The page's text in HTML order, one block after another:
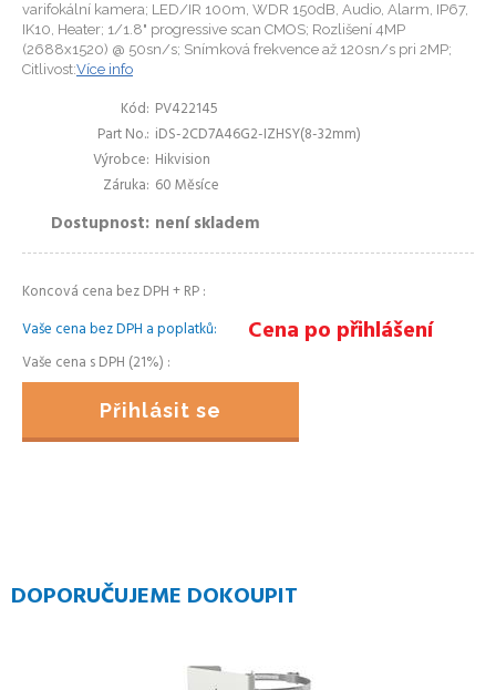
varifokální kamera; LED/IR 100m, WDR 150dB, Audio, Alarm, IP67,
IK10, Heater; 1/1.8" progressive scan CMOS; Rozlišení 4MP
(2688x1520) @ 50sn/s; Snímková frekvence až 120sn/s pri 2MP;
Citlivost:Více info
Kód PV422145
Part No. iDS-2CD7A46G2-IZHSY(8-32mm)
Výrobce Hikvision
Záruka 60 Měsíce
Dostupnost není skladem
Koncová cena bez DPH + RP
Vaše cena bez DPH a poplatků
Cena po přihlášení
Vaše cena s DPH (21%)
Přihlásit se
DOPORUČUJEME DOKOUPIT